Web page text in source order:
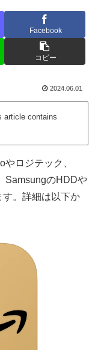
Facebook
コピー
2024.06.01
article contains
ロジテック、
SamsungのHDDや
。詳細は以下か